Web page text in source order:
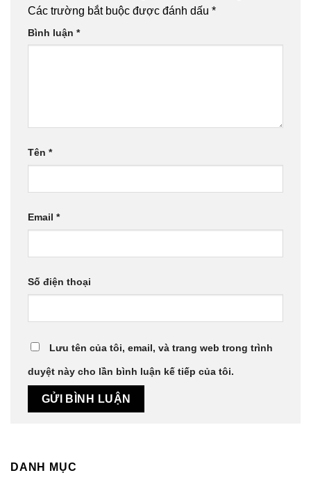
Các trường bắt buộc được đánh dấu *
Bình luận *
Tên *
Email *
Số điện thoại
Lưu tên của tôi, email, và trang web trong trình
duyệt này cho lần bình luận kế tiếp của tôi.
DANH MỤC